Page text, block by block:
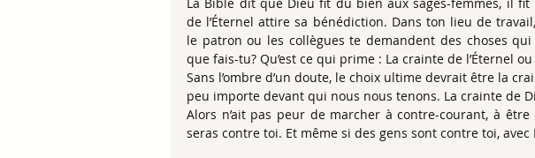
de l’Éternel attire sa bénédiction. Dans ton lieu de
le patron ou les collègues te demandent des choses
que fais-tu? Qu’est ce qui prime : La crainte de l’Éternel
Sans l’ombre d’un doute, le choix ultime devrait être la
peu importe devant qui nous nous tenons. La crainte de
Alors n’ait pas peur de marcher à contre-courant, à
seras contre toi. Et même si des gens sont contre toi,